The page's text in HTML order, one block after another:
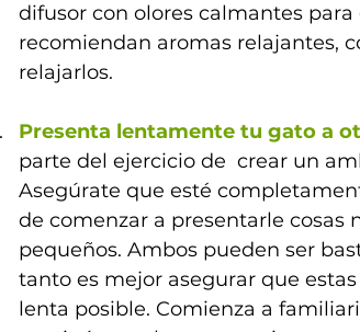
difusor con olores calmantes
recomiendan aromas relajantes,
relajarlos.
Presenta lentamente tu gato a
parte del ejercicio de  crear un
Asegúrate que esté
de comenzar a presentarle cosas
pequeños. Ambos pueden ser
tanto es mejor asegurar que
lenta posible. Comienza a